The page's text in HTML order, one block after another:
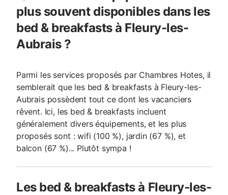
plus souvent disponibles dans les
bed & breakfasts à Fleury-les-
Aubrais ?
Parmi les services proposés par Chambres Hotes, il
semblerait que les bed & breakfasts à Fleury-les-
Aubrais possèdent tout ce dont les vacanciers
rêvent. Ici, les bed & breakfasts incluent
généralement divers équipements, et les plus
proposés sont : wifi (100 %), jardin (67 %), et
balcon (67 %)... Plutôt sympa !
Les bed & breakfasts à Fleury-les-